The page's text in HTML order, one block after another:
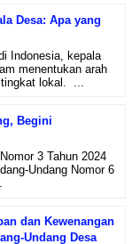
Desa: Apa yang
Indonesia, kepala
menentukan arah
lokal. ...
Begini
3 Tahun 2024
Undang Nomor 6
dan Kewenangan
Undang Desa